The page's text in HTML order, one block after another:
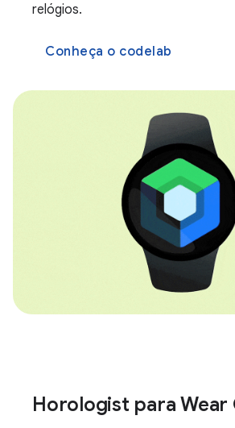
relógios.
Conheça o codelab
Horologist para Wear